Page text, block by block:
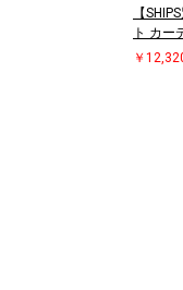
【
ト カー
￥